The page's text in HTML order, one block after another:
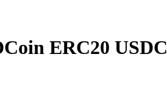
ERC20 USDC